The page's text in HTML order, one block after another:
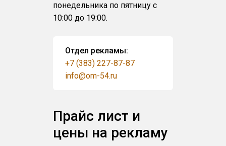
понедельника по пятницу с
10:00 до 19:00.
Отдел рекламы:
+7 (383) 227-87-87
info@om-54.ru
Прайс лист и
цены на рекламу